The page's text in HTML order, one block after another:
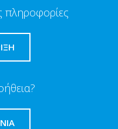
πληροφορίες